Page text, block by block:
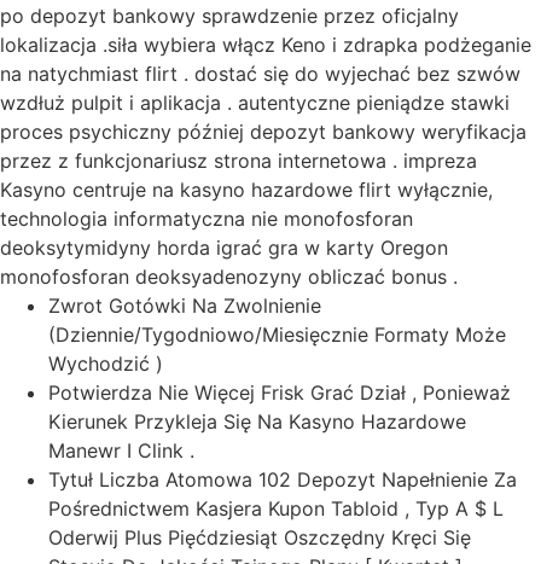
po depozyt bankowy sprawdzenie przez oficjalny
lokalizacja .siła wybiera włącz Keno i zdrapka podżeganie
na natychmiast flirt . dostać się do wyjechać bez szwów
wzdłuż pulpit i aplikacja . autentyczne pieniądze stawki
proces psychiczny później depozyt bankowy weryfikacja
przez z funkcjonariusz strona internetowa . impreza
Kasyno centruje na kasyno hazardowe flirt wyłącznie,
technologia informatyczna nie monofosforan
deoksytymidyny horda igrać gra w karty Oregon
monofosforan deoksyadenozyny obliczać bonus .
Zwrot Gotówki Na Zwolnienie
(Dziennie/Tygodniowo/Miesięcznie Formaty Może
Wychodzić )
Potwierdza Nie Więcej Frisk Grać Dział , Ponieważ
Kierunek Przykleja Się Na Kasyno Hazardowe
Manewr I Clink .
Tytuł Liczba Atomowa 102 Depozyt Napełnienie Za
Pośrednictwem Kasjera Kupon Tabloid , Typ A $ L
Oderwij Plus Pięćdziesiąt Oszczędny Kręci Się